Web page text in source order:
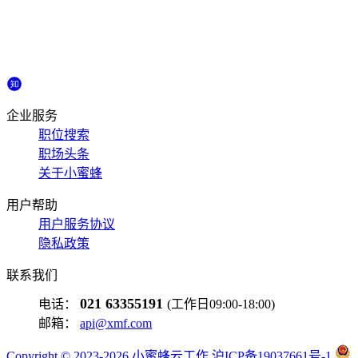
企业服务
职位搜索
职场头条
关于小蜜蜂
用户帮助
用户服务协议
隐私政策
联系我们
电话： 021 63355191 (工作日09:00-18:00)
邮箱： api@xmf.com